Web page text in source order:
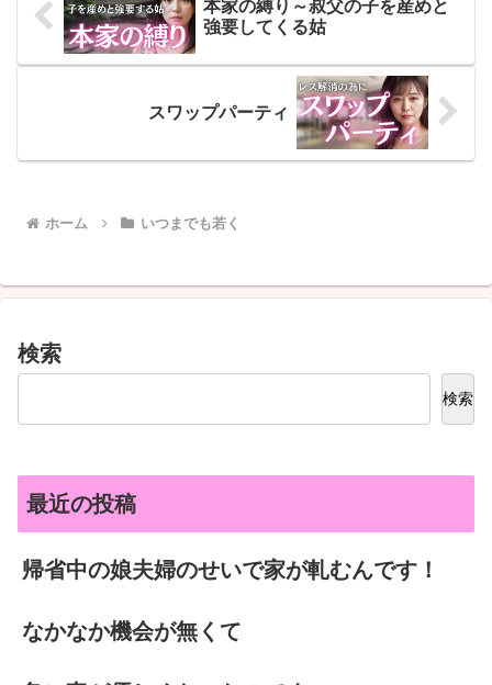
本家の縛り～叔父の子を産めと
強要してくる姑
スワップパーティ
ホーム いつまでも若く
検索
検索
最近の投稿
帰省中の娘夫婦のせいで家が軋むんです！
なかなか機会が無くて